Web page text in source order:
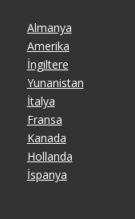
Almanya
Amerika
İngiltere
Yunanistan
İtalya
Fransa
Kanada
Hollanda
İspanya